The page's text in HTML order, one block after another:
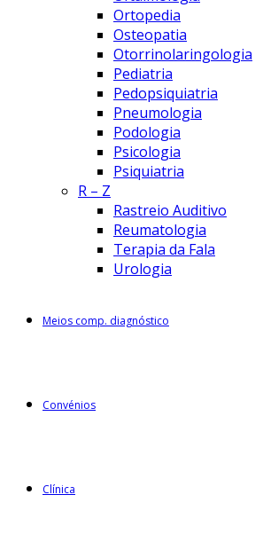
Ortopedia
Osteopatia
Otorrinolaringologia
Pediatria
Pedopsiquiatria
Pneumologia
Podologia
Psicologia
Psiquiatria
R – Z
Rastreio Auditivo
Reumatologia
Terapia da Fala
Urologia
Meios comp. diagnóstico
Convénios
Clínica